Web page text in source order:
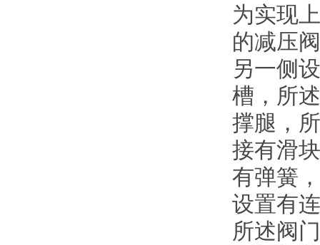
为实现
的减压
另一侧
槽，所
撑腿，
接有滑
有弹簧
设置有
所述阀